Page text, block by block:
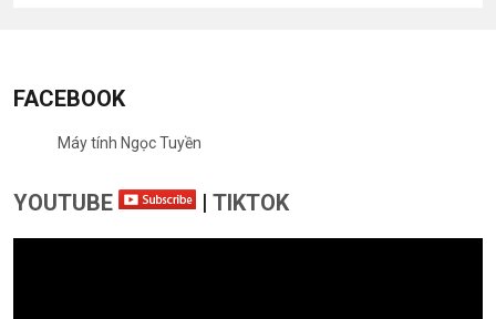
FACEBOOK
Máy tính Ngọc Tuyền
YOUTUBE | TIKTOK